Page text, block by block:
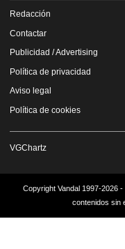
Redacción
Contactar
Publicidad / Advertising
Política de privacidad
Aviso legal
Política de cookies
VGChartz
Copyright Vandal 1997-2026
contenidos sin